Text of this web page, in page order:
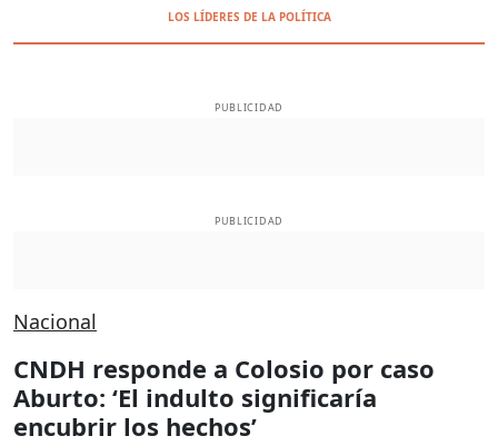
LOS LÍDERES DE LA POLÍTICA
PUBLICIDAD
PUBLICIDAD
Nacional
CNDH responde a Colosio por caso
Aburto: ‘El indulto significaría
encubrir los hechos’